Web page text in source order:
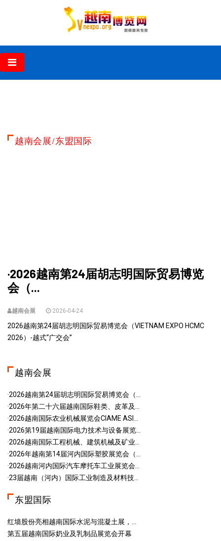
越南会展/东盟国际
·2026越南第24届胡志明国际贸易博览
会（...
越南会展 2026-04-24
2026越南第24届胡志明国际贸易博览会（VIETNAM EXPO HCMC
2026）-越式“广交会”
越南会展
·2026越南第24届胡志明国际贸易博览会（...
·2026年第二十六届越南国际鞋类、皮革及...
·2026越南国际农业机械展览会CIAME ASI...
·2026第19届越南国际电力技术与设备展览...
·2026越南国际工程机械、建筑机械及矿业...
·2026年越南第14届河内国际塑胶展览会（...
·2026越南河内国际汽车摩托车工业展览会...
·23届越南（河内）国际工业制造及材料技...
东盟国际
红墙股份亮相越南国际水泥与混凝土展，...
第五届越南国际奶业及乳制品展览会开幕